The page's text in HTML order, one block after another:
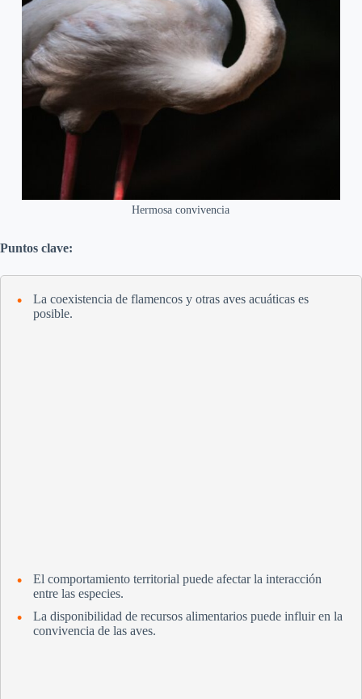
Hermosa convivencia
Puntos clave:
La coexistencia de flamencos y otras aves acuáticas es
posible.
El comportamiento territorial puede afectar la interacción
entre las especies.
La disponibilidad de recursos alimentarios puede influir en la
convivencia de las aves.